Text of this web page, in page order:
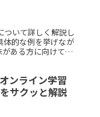
ついて詳しく解説し
体的な例を挙げなが
ある方に向けて、
ンライン学習
サクッと解説